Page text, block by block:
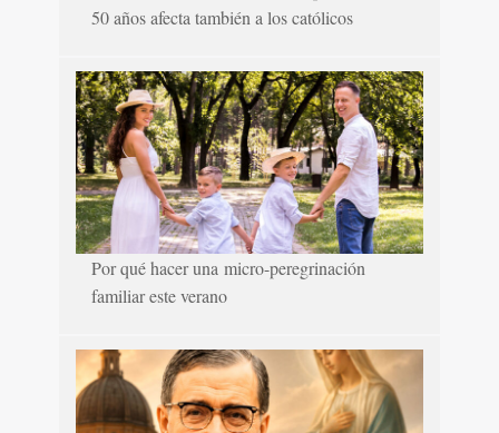
50 años afecta también a los católicos
Por qué hacer una micro-peregrinación
familiar este verano